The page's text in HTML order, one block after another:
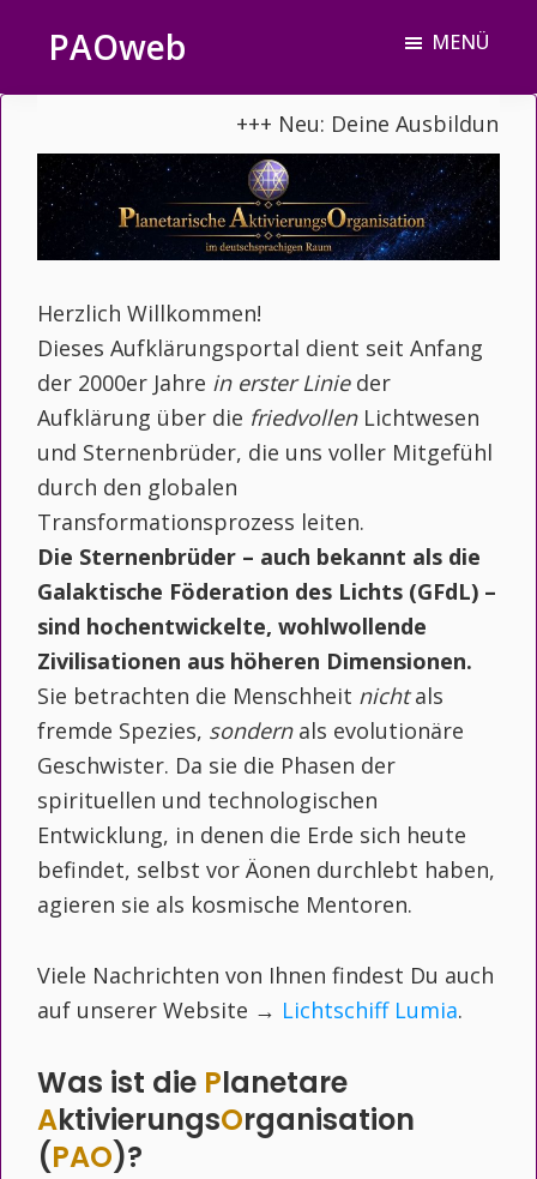
Inhalt
springen
Fußzeile
springen
PAOweb
AktivierungsOrganisation)
MENÜ
+++ Neu: Deine Ausbildung
Herzlich Willkommen!
Dieses Aufklärungsportal dient seit Anfang
der 2000er Jahre in erster Linieder
Aufklärung über die friedvollen Lichtwesen
und Sternenbrüder, die uns voller Mitgefühl
durch den globalen
Transformationsprozess leiten.
Die Sternenbrüder – auch bekannt als die
Galaktische Föderation des Lichts (GFdL) –
sind hochentwickelte, wohlwollende
Zivilisationen aus höheren Dimensionen.
Sie betrachten die Menschheit nichtals
fremde Spezies, sondern als evolutionäre
Geschwister. Da sie die Phasen der
spirituellen und technologischen
Entwicklung, in denen die Erde sich heute
befindet, selbst vor Äonen durchlebt haben,
agieren sie als kosmische Mentoren.
Viele Nachrichten von Ihnen findest Du auch
auf unserer Website → Lichtschiff Lumia.
Was ist die Planetare
AktivierungsOrganisation
(PAO)?